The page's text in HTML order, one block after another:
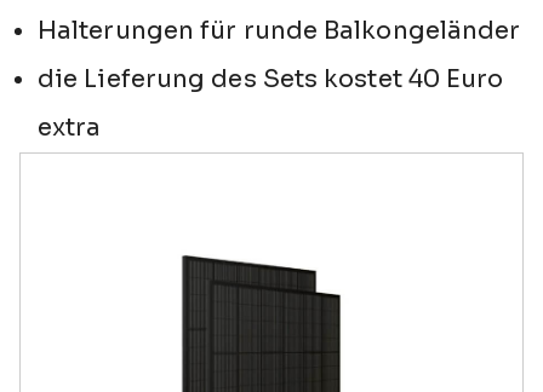
Halterungen für runde Balkongeländer
die Lieferung des Sets kostet 40 Euro
extra